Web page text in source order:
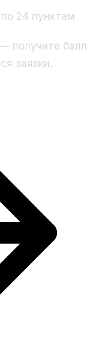
24 пунктам
получите балл
заявки.